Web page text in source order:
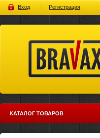
Вход Регистрация
всей россии
КАТАЛОГ ТОВАРОВ